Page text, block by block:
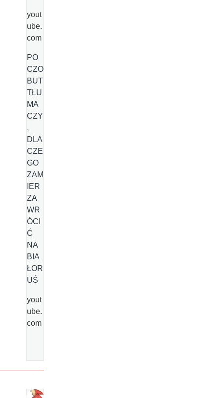
yout
ube.
com
PO
CZO
BUT
TŁU
MA
CZY
,
DLA
CZE
GO
ZAM
IER
ZA
WR
ÓCI
Ć
NA
BIA
ŁOR
UŚ
yout
ube.
com